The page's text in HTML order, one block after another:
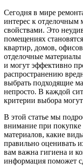
Сегодня в мире
интерес к отделочным
свойствами. Это
помещениях
квартир, домов,
отделочные
и могут эффективно
распространению
выбрать подходящие
непросто. В каждой
критерии выбора
В этой статье мы
внимание при покупке
материалов, какие
правильно оценивать
вам важна гигиена и
информация поможет